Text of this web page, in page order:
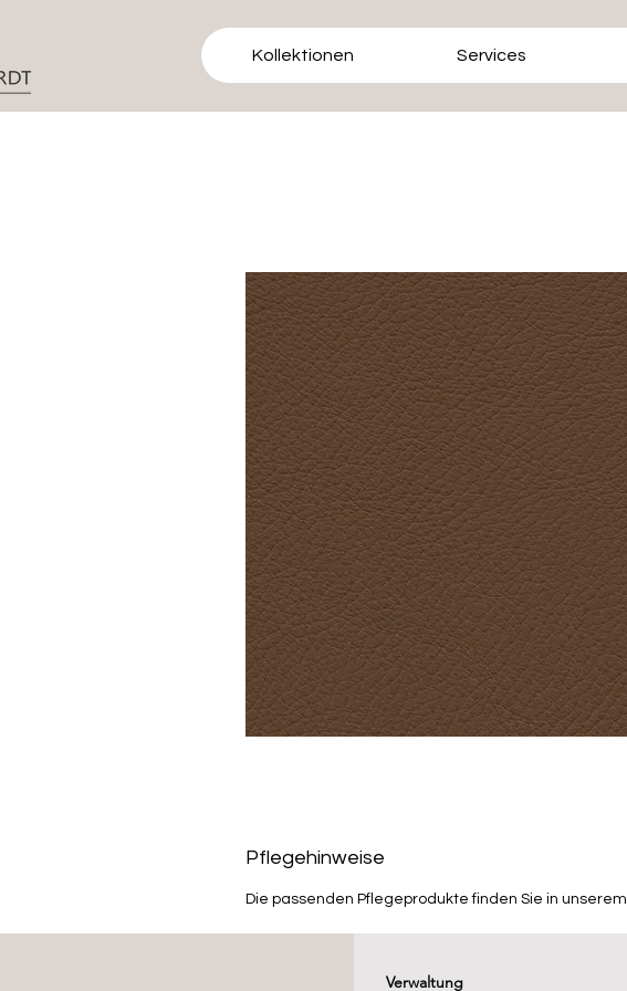
Kollektionen Services
Pflegehinweise
Die passenden Pflegeprodukte finden Sie in unserem
Verwaltung